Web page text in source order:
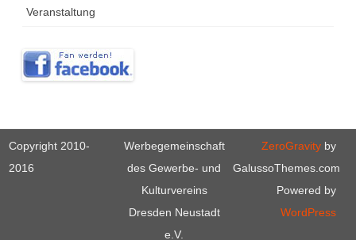
Veranstaltung
Copyright 2010-
2016
Werbegemeinschaft
des Gewerbe- und
Kulturvereins
Dresden Neustadt
e.V.
ZeroGravityby
GalussoThemes.com
Powered by
WordPress